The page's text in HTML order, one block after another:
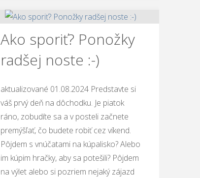
Ako sporiť? Ponožky
radšej noste :-)
aktualizované 01.08.2024 Predstavte si
váš prvý deň na dôchodku. Je piatok
ráno, zobudíte sa a v posteli začnete
premýšľať, čo budete robiť cez víkend.
Pôjdem s vnúčatami na kúpalisko? Alebo
im kúpim hračky, aby sa potešili? Pôjdem
na výlet alebo si pozriem nejaký zájazd